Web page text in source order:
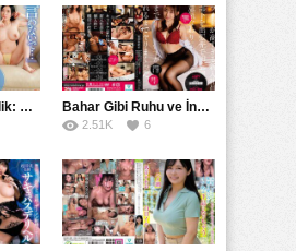
Güzellik ve Çekicilik: Bir İşyeri Kadininin Hikayesi Bahar Gibi Ruhu ve İncelikle Doldurmak
2.51K 6